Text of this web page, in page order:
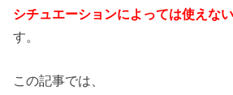
シチュエーションによっては使えな
す。
この記事では、